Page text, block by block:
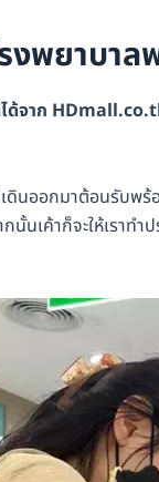
งพยาบา
ด้จาก
นออกมาต้อนรับพ
กนั้นเค้าก็จะให้เรา